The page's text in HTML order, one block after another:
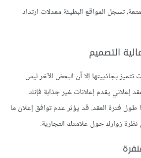
تسجل المواقع البطيئة معدلات ارتداد
التصميم
تتميز بجاذبيتها إلا أن البعض الآخر ليس
يقدم إعلانات غير جذابة فإنك
فترة العقد. قد يؤثر عدم توافق إعلان ما
زوارك حول علامتك التجارية.